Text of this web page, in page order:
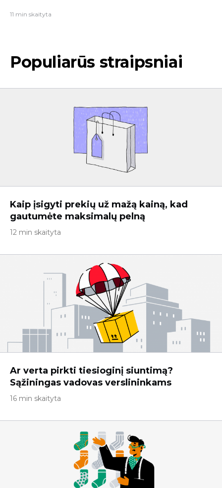
11 min skaityta
Populiarūs straipsniai
Kaip įsigyti prekių už mažą kainą, kad
gautumėte maksimalų pelną
12 min skaityta
Ar verta pirkti tiesioginį siuntimą?
Sąžiningas vadovas verslininkams
16 min skaityta